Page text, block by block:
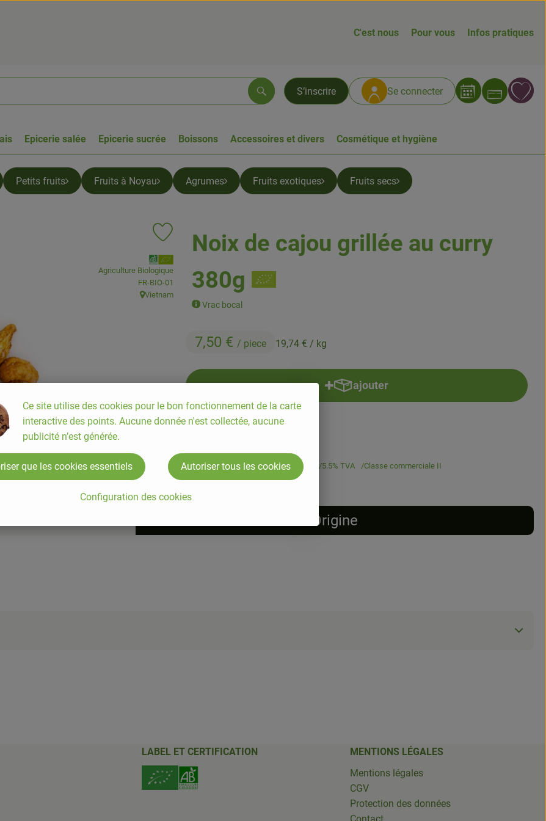
C'est nous Pour vous Infos pratiques
S’inscrire Se connecter
Rechercher
Epicerie salée Epicerie sucrée Boissons Accessoires et divers Cosmétique et hygiène
Petits fruits Fruits à Noyau Agrumes Fruits exotiques Fruits secs
Noix de cajou grillée au curry
380g
Vrac bocal
7,50 € / piece 19,74 € / kg
Ajouter le produit aux favoris
, Association:
Agriculture Biologique
, Autorité de contrôle:
FR-BIO-01
, Origine:
Vietnam
ajouter
Ajouter le produit au panier
piece
#7882 7,50 €/ piece 19,74 € / kg 5.5% TVA Classe commerciale II
Origine
LABEL ET CERTIFICATION
MENTIONS LÉGALES
Mentions légales
CGV
Protection des données
Ce site utilise des cookies pour le bon fonctionnement de la carte
interactive des points. Aucune donnée n'est collectée, aucune
publicité n’est générée.
Configuration des cookies
que les cookies essentiels Autoriser tous les cookies